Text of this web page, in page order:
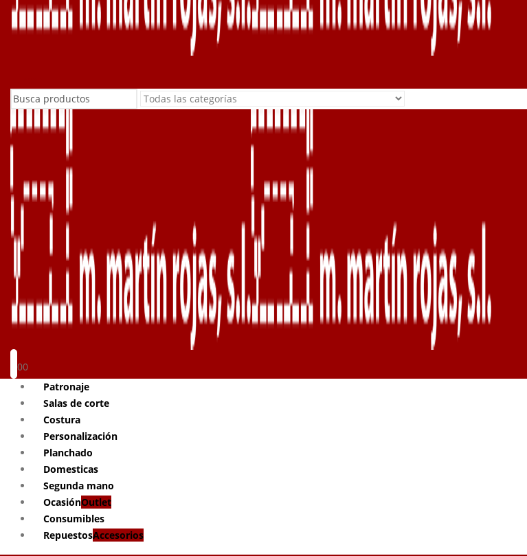
00
Patronaje
Salas de corte
Costura
Personalización
Planchado
Domesticas
Segunda mano
OcasiónOutlet
Consumibles
RepuestosAccesorios